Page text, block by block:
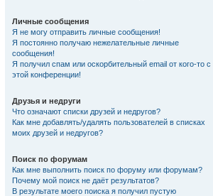
Личные сообщения
Я не могу отправить личные сообщения!
Я постоянно получаю нежелательные личные
сообщения!
Я получил спам или оскорбительный email от кого-то с
этой конференции!
Друзья и недруги
Что означают списки друзей и недругов?
Как мне добавлять/удалять пользователей в списках
моих друзей и недругов?
Поиск по форумам
Как мне выполнить поиск по форуму или форумам?
Почему мой поиск не даёт результатов?
В результате моего поиска я получил пустую